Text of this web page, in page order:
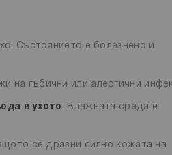
Състоянието е болезнено и
на гъбични или алергични
в ухото . Влажната среда е
се дразни силно кожата на